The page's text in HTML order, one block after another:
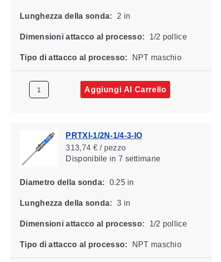
Lunghezza della sonda: 2 in
Dimensioni attacco al processo: 1/2 pollice
Tipo di attacco al processo: NPT maschio
Aggiungi Al Carrello
PRTXI-1/2N-1/4-3-IO
313,74 € / pezzo
Disponibile in 7 settimane
Diametro della sonda: 0.25 in
Lunghezza della sonda: 3 in
Dimensioni attacco al processo: 1/2 pollice
Tipo di attacco al processo: NPT maschio